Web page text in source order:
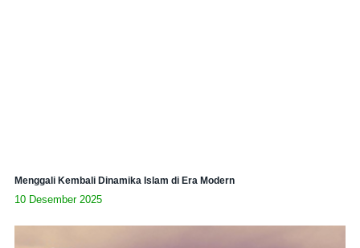
Menggali Kembali Dinamika Islam di Era Modern
10 Desember 2025